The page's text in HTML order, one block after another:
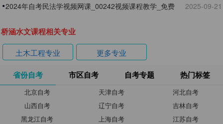
_免费试听
2024年自考民法学视频网课_00242视频课程教学_免费
2025-09-21
桥涵水文课程相关专业
土木工程专业 更多专业
省份自考 市区自考 自考专题 热门标签
北京自考 天津自考
河北自考
山西自考
辽宁自考
吉林自考
黑龙江自考
上海自考
江苏自考